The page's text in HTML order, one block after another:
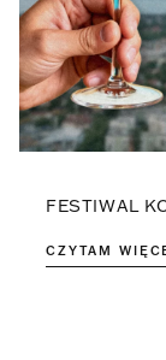
FESTIWAL
CZYTAM